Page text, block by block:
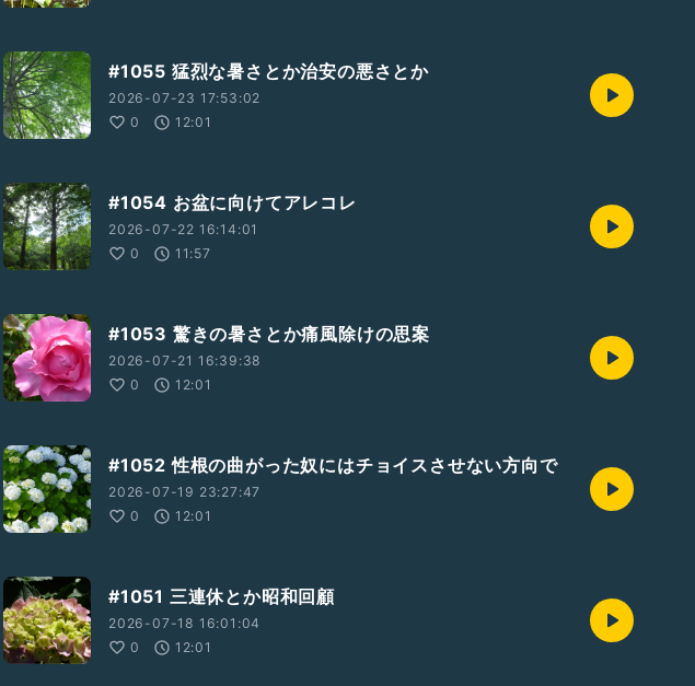
#1055 猛烈な暑さとか治安の悪さとか
2026-07-23 17:53:02
0
12:01
#1054 お盆に向けてアレコレ
2026-07-22 16:14:01
0
11:57
#1053 驚きの暑さとか痛風除けの思案
2026-07-21 16:39:38
0
12:01
#1052 性根の曲がった奴にはチョイスさせない方向で
2026-07-19 23:27:47
0
12:01
#1051 三連休とか昭和回顧
2026-07-18 16:01:04
0
12:01